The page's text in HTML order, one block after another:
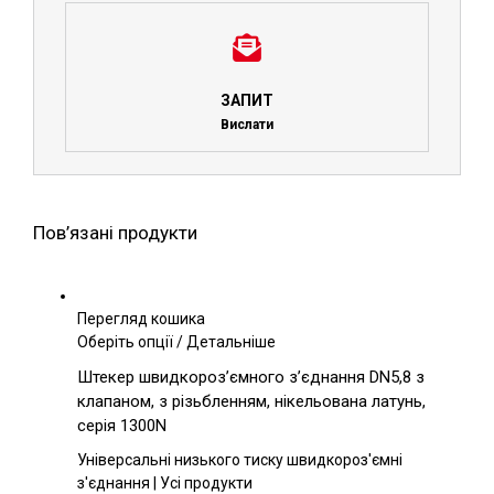
ЗАПИТ
Вислати
Пов’язані продукти
Перегляд кошика
Оберіть опціїЦей
має
кілька
Параметри
можна
/Детальніше
Штекер швидкороз’ємного з’єднання DN5,8 з
клапаном, з різьбленням, нікельована латунь,
серія 1300N
Універсальні низького тиску швидкороз'ємні
з'єднання | Усі продукти